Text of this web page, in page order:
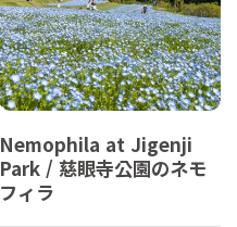
Nemophila at Jigenji
Park / 慈眼寺公園のネモ
フィラ